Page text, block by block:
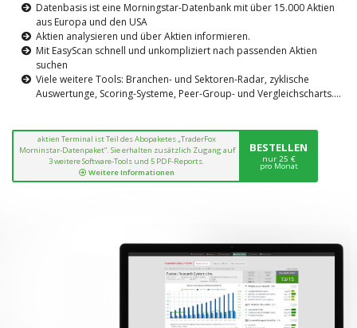
Datenbasis ist eine Morningstar-Datenbank mit über 15.000 Aktien
aus Europa und den USA
Aktien analysieren und über Aktien informieren.
Mit EasyScan schnell und unkompliziert nach passenden Aktien
suchen
Viele weitere Tools: Branchen- und Sektoren-Radar, zyklische
Auswertunge, Scoring-Systeme, Peer-Group- und Vergleichscharts....
aktien Terminal ist Teil des Abopaketes „TraderFox
Morninstar-Datenpaket“. Sie erhalten zusätzlich Zugang auf
3 weitere Software-Tools und 5 PDF-Reports.
Weitere Informationen
BESTELLEN
nur 25 €
pro Monat